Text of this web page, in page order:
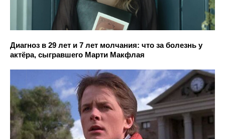
Диагноз в 29 лет и 7 лет молчания: что за болезнь у
актёра, сыгравшего Марти Макфлая